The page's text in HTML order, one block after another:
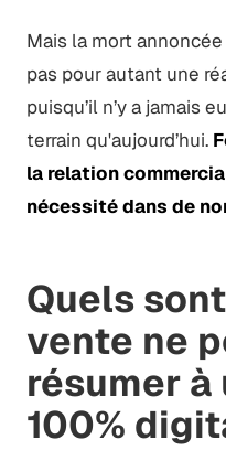
Mais la mort
pas pour autant une
puisqu’il n’y a jamais
terrain qu'aujourd’hui.
la relation
nécessité dans de
Quels
vente ne
résumer
100%